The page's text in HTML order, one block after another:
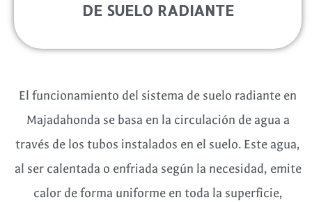
DE SUELO RADIANTE
El funcionamiento del sistema de suelo radiante en
Majadahonda se basa en la circulación de agua a
través de los tubos instalados en el suelo. Este agua,
al ser calentada o enfriada según la necesidad, emite
calor de forma uniforme en toda la superficie,